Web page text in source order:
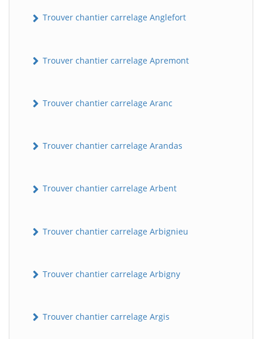
Trouver chantier carrelage Anglefort
Trouver chantier carrelage Apremont
Trouver chantier carrelage Aranc
Trouver chantier carrelage Arandas
Trouver chantier carrelage Arbent
Trouver chantier carrelage Arbignieu
Trouver chantier carrelage Arbigny
Trouver chantier carrelage Argis